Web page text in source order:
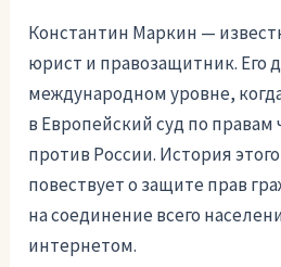
Константин Маркин —
юрист и правозащитник. Его
международном уровне,
в Европейский суд по правам
против России. История
повествует о защите прав
на соединение всего
интернетом.